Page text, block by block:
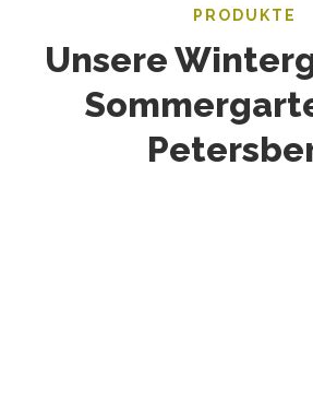
PRODUKTE
Unsere